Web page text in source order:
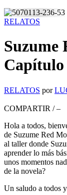
RELATOS
Suzume
Capítulo
RELATOS por
COMPARTIR / –
Hola a todos,
de Suzume Red
al taller donde
aprender lo más
unos momentos
de la novela?
Un saludo a todos